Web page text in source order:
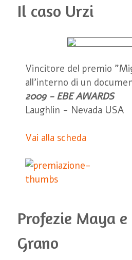
Il caso Urzi
Vincitore del premio
all'interno di un
2009 - EBE AWARDS
Laughlin - Nevada USA
Vai alla scheda
Profezie Maya e
Grano